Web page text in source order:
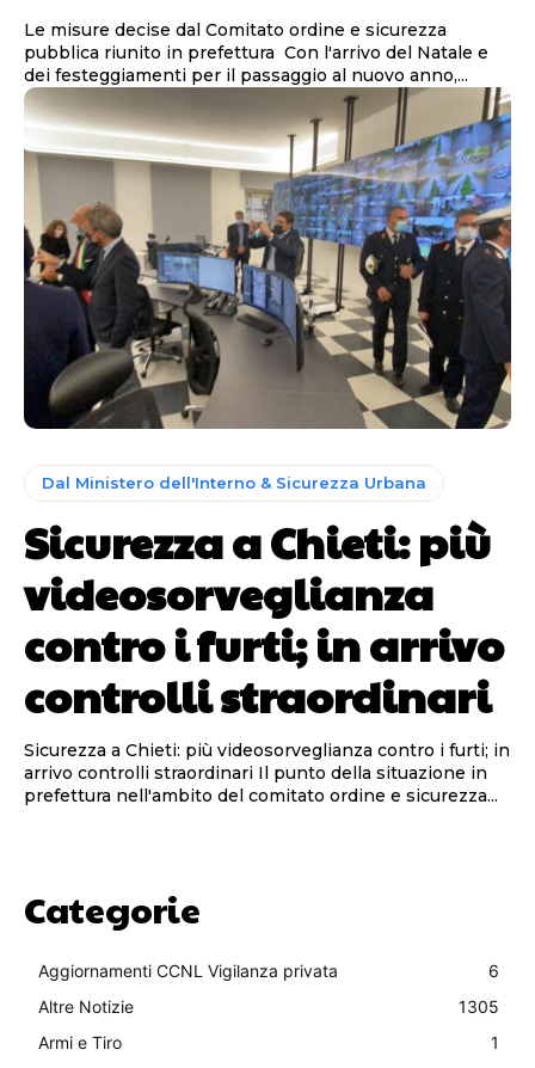
Le misure decise dal Comitato ordine e sicurezza
pubblica riunito in prefettura Con l'arrivo del Natale e
dei festeggiamenti per il passaggio al nuovo anno,...
Dal Ministero dell'Interno & Sicurezza Urbana
Sicurezza a Chieti: più
videosorveglianza
contro i furti; in arrivo
controlli straordinari
Sicurezza a Chieti: più videosorveglianza contro i furti; in
arrivo controlli straordinari Il punto della situazione in
prefettura nell'ambito del comitato ordine e sicurezza...
Categorie
Aggiornamenti CCNL Vigilanza privata
6
Altre Notizie
1305
Armi e Tiro
1